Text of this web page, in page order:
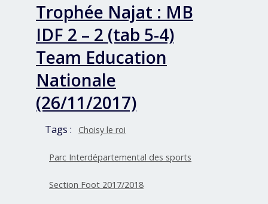
Trophée Najat : MB
IDF 2 – 2 (tab 5-4)
Team Education
Nationale
(26/11/2017)
Tags : Choisy le roi
Parc Interdépartemental des sports
Section Foot 2017/2018